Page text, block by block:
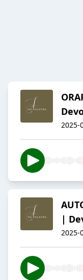
2025-
|
2025-